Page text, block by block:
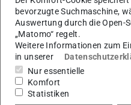
Bilder: David Sauerwein (ENB)
Eine erfolgreiche
Campus Lichtwiese neben
bevorzugte Suchmaschine,
Auswertung durch die Open-
„Matomo“ regelt.
Weitere Informationen zum
in unserer
Nur essentielle
Komfort
Statistiken